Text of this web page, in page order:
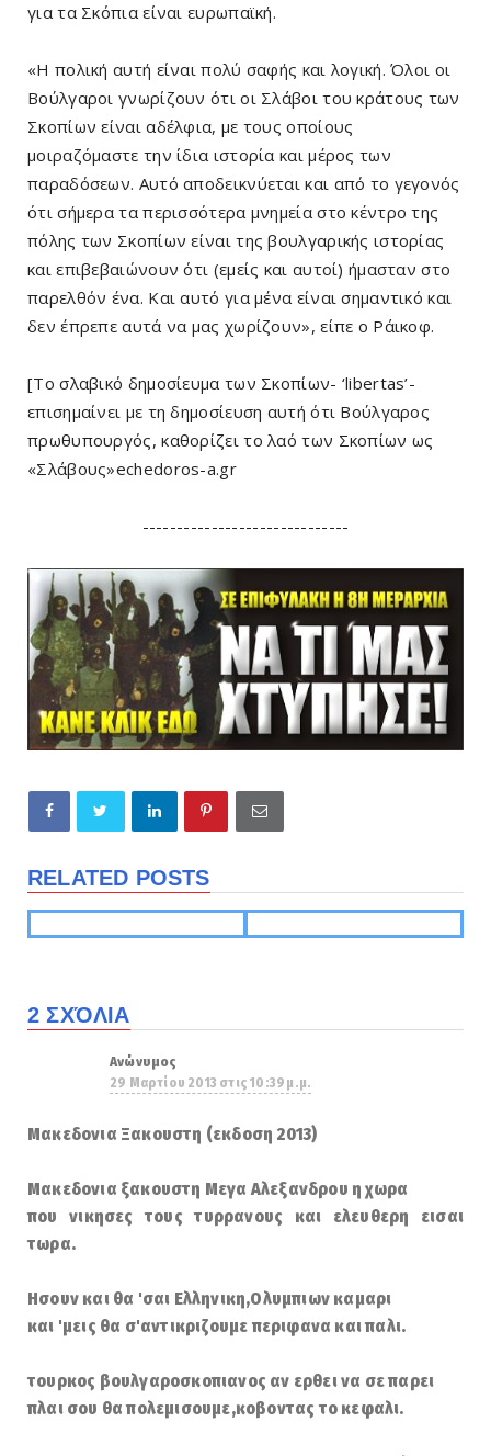
για τα Σκόπια είναι ευρωπαϊκή.
«Η πολική αυτή είναι πολύ σαφής και λογική. Όλοι οι
Βούλγαροι γνωρίζουν ότι οι Σλάβοι του κράτους των
Σκοπίων είναι αδέλφια, με τους οποίους
μοιραζόμαστε την ίδια ιστορία και μέρος των
παραδόσεων. Αυτό αποδεικνύεται και από το γεγονός
ότι σήμερα τα περισσότερα μνημεία στο κέντρο της
πόλης των Σκοπίων είναι της βουλγαρικής ιστορίας
και επιβεβαιώνουν ότι (εμείς και αυτοί) ήμασταν στο
παρελθόν ένα. Και αυτό για μένα είναι σημαντικό και
δεν έπρεπε αυτά να μας χωρίζουν», είπε ο Ράικοφ.
[Το σλαβικό δημοσίευμα των Σκοπίων- ‘libertas’-
επισημαίνει με τη δημοσίευση αυτή ότι Βούλγαρος
πρωθυπουργός, καθορίζει το λαό των Σκοπίων ως
«Σλάβους»echedoros-a.gr
------------------------------
RELATED POSTS
2 ΣΧΌΛΙΑ
Ανώνυμος
29 Μαρτίου 2013 στις 10:39 μ.μ.
Μακεδονια Ξακουστη (εκδοση 2013)
Μακεδονια ξακουστη Μεγα Αλεξανδρου η χωρα
που νικησες τους τυρρανους και ελευθερη εισαι
τωρα.
Ησουν και θα 'σαι Ελληνικη,Ολυμπιων καμαρι
και 'μεις θα σ'αντικριζουμε περιφανα και παλι.
τουρκος βουλγαροσκοπιανος αν ερθει να σε παρει
πλαι σου θα πολεμισουμε,κοβοντας το κεφαλι.